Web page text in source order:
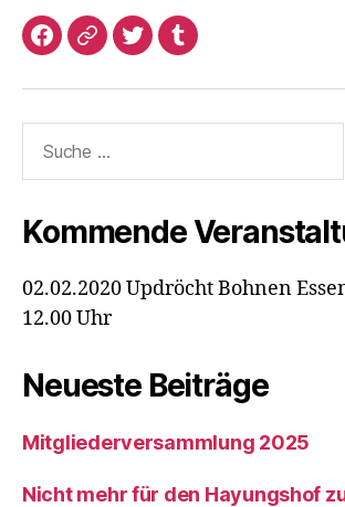
Facebook
Google+TwitterTumblr
nach:
Kommende
02.02.2020 Updröcht Bohnen
12.00 Uhr
Neueste Beiträge
Mitgliederversammlung 2025
Nicht mehr für den Hayungshof